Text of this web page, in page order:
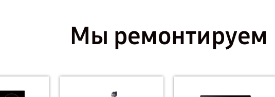
Мы ремонтируем